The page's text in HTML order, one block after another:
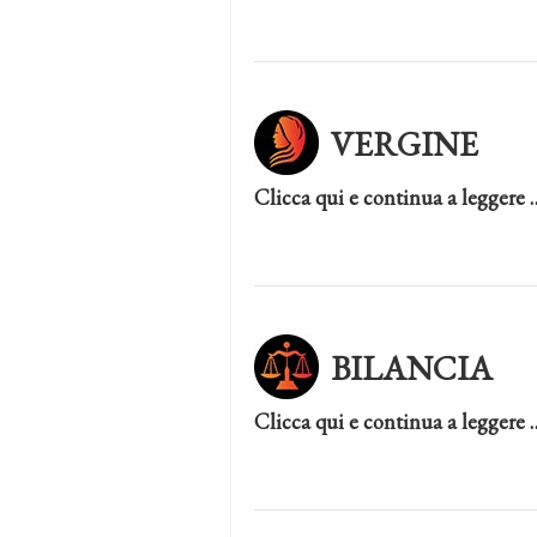
VERGINE
Clicca qui e continua a leggere
BILANCIA
Clicca qui e continua a leggere